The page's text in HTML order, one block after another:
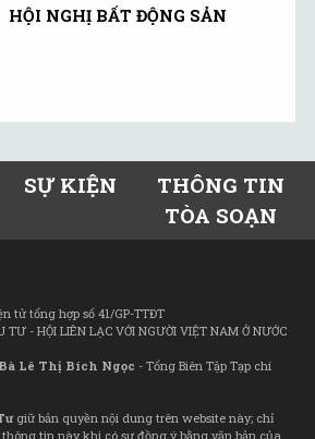
HỘI NGHỊ BẤT ĐỘNG SẢN
SỰ KIỆN
THÔNG TIN
TÒA SOẠN
tử tổng hợp số 41/GP-TTĐT
- HỘI LIÊN LẠC VỚI NGƯỜI VIỆT NAM Ở NƯỚC
Bà Lê Thị Bích Ngọc - Tổng Biên Tập Tạp chí
giữ bản quyền nội dung trên website này; chỉ
tin này khi có sự đồng ý bằng văn bản của